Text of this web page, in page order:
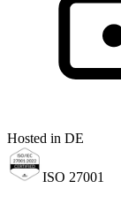
Hosted in DE
ISO 27001